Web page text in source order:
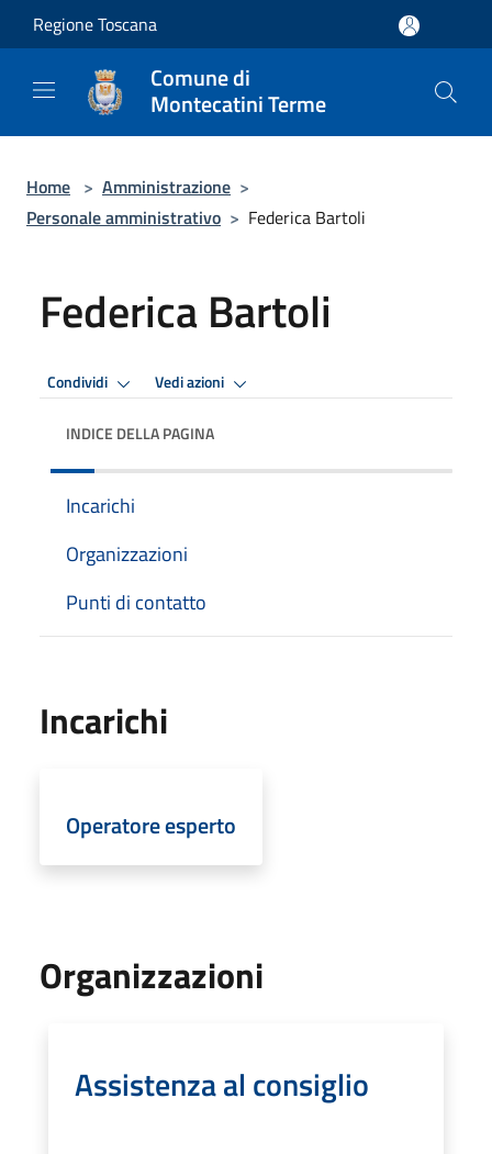
Salta al contenuto principale
Regione Toscana
Comune di
Montecatini Terme
Home > Amministrazione >
Personale amministrativo > Federica Bartoli
Federica Bartoli
Condividi Vedi azioni
INDICE DELLA PAGINA
Incarichi
Organizzazioni
Punti di contatto
Incarichi
Operatore esperto
Organizzazioni
Assistenza al consiglio